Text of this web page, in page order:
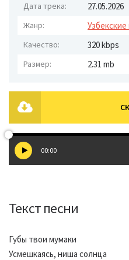
Дата трека: 27.05.2026
Жанр: Узбекские
Качество: 320 kbps
Размер: 2.31 mb
00:00
Текст песни
Губы твои мумаки
Усмешкаясь, ниша солнца